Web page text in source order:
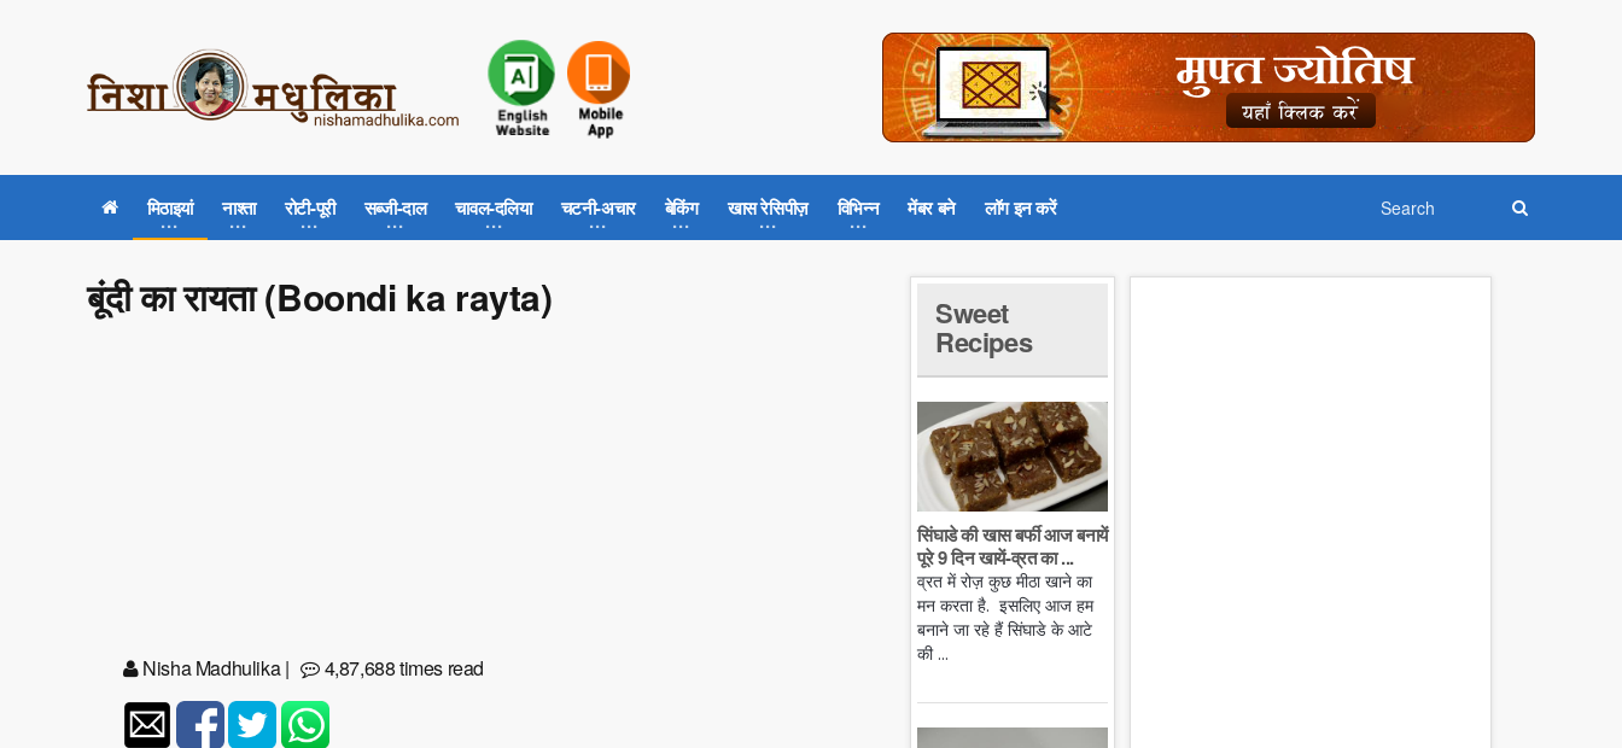
मिठाइयां नाश्ता रोटी-पूरी सब्जी-दाल चावल-दलिया चटनी-अचार बेकिंग खास रेसिपीज़ विभिन्न मेंबर बने लॉग इन करें
बूंदी का रायता (Boondi ka rayta)
Nisha Madhulika| 4,87,688 times read
Sweet
Recipes
सिंघाडे की खास बर्फी आज बनायें
पूरे 9 दिन खायें-व्रत का ...
व्रत में रोज़ कुछ मीठा खाने का
मन करता है. इसलिए आज हम
बनाने जा रहे हैं सिंघाडे के आटे
की ...